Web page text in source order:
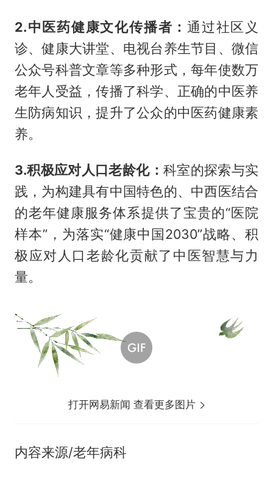
2.中医药健康文化传播者：通过社区义
诊、健康大讲堂、电视台养生节目、微信
公众号科普文章等多种形式，每年使数万
老年人受益，传播了科学、正确的中医养
生防病知识，提升了公众的中医药健康素
养。
3.积极应对人口老龄化： 科室的探索与实
践，为构建具有中国特色的、中西医结合
的老年健康服务体系提供了宝贵的“医院
样本”，为落实“健康中国2030”战略、积
极应对人口老龄化贡献了中医智慧与力
量。
打开网易新闻 查看更多图片
内容来源/老年病科